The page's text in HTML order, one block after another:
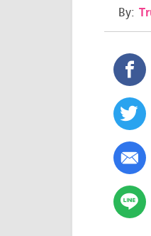
แพ็กเกจทรูวิชันส์น
สิทธิพิเศษลูกค้าทรู
แพ็กเกจสำหรับผู้ป
หาร้านร่วมรายการ
By: